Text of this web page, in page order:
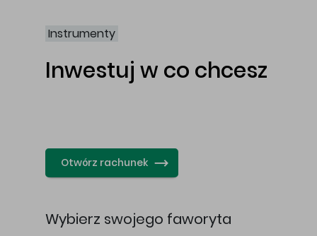
Instrumenty
Inwestuj w co chcesz
Otwórz rachunek
Wybierz swojego faworyta